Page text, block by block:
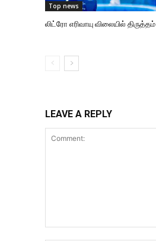
Top news
லிட்ரோ எரிவாயு விலையில் திருத்தம்
LEAVE A REPLY